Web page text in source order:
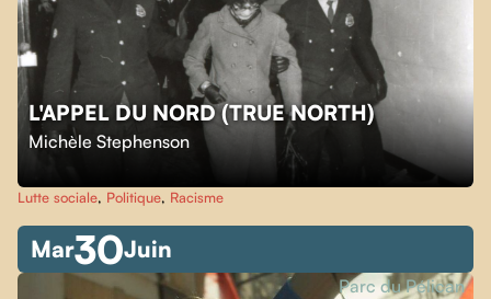
L'APPEL DU NORD (TRUE NORTH)
Michèle Stephenson
Lutte sociale, Politique, Racisme
Mar30Juin
Parc du Pélican